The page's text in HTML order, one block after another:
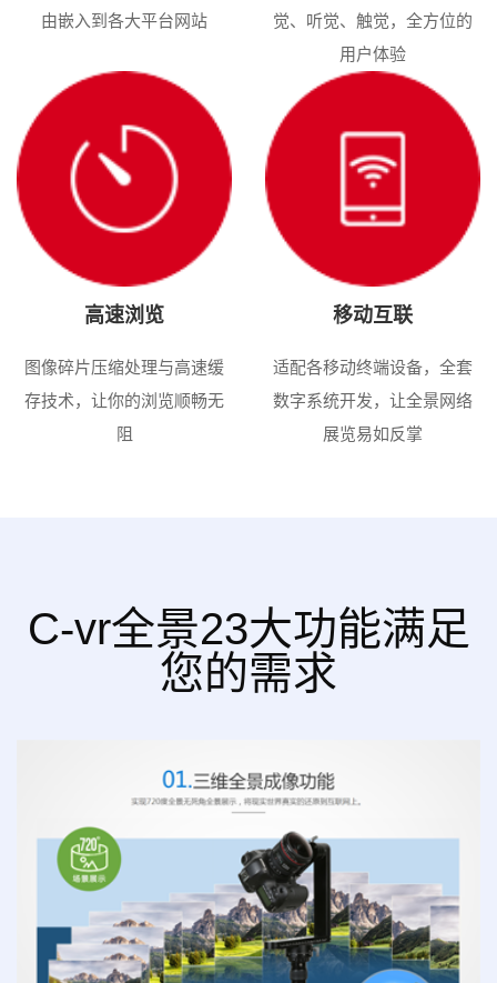
由嵌入到各大平台网站
觉、听觉、触觉，全方位的
用户体验
高速浏览
图像碎片压缩处理与高速缓
存技术，让你的浏览顺畅无
阻
移动互联
适配各移动终端设备，全套
数字系统开发，让全景网络
展览易如反掌
C-vr全景23大功能满足
您的需求